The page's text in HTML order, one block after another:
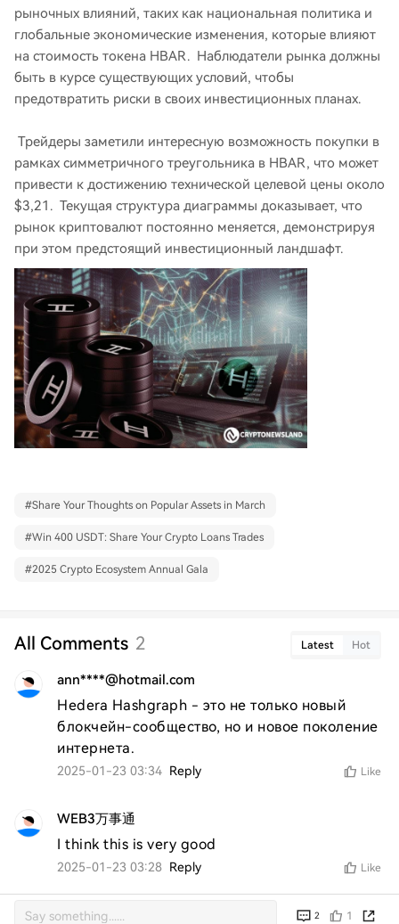
рыночных влияний, таких как национальная политика и
глобальные экономические изменения, которые влияют
на стоимость токена HBAR. Наблюдатели рынка должны
быть в курсе существующих условий, чтобы
предотвратить риски в своих инвестиционных планах.
Трейдеры заметили интересную возможность покупки в
рамках симметричного треугольника в HBAR, что может
привести к достижению технической целевой цены около
$3,21. Текущая структура диаграммы доказывает, что
рынок криптовалют постоянно меняется, демонстрируя
при этом предстоящий инвестиционный ландшафт.
#Share Your Thoughts on Popular Assets in March
#Win 400 USDT: Share Your Crypto Loans Trades
#2025 Crypto Ecosystem Annual Gala
All Comments 2 Latest Hot
ann****@hotmail.com
Hedera Hashgraph - это не только новый
блокчейн-сообщество, но и новое поколение
интернета.
2025-01-23 03:34 Reply Like
WEB3万事通
I think this is very good
2025-01-23 03:28 Reply Like
2 1